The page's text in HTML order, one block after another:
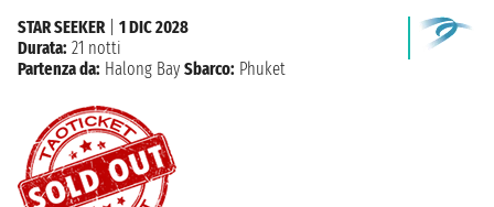
STAR SEEKER
1 DIC 2028
Durata: 21 notti
Partenza da: Halong Bay Sbarco: Phuket